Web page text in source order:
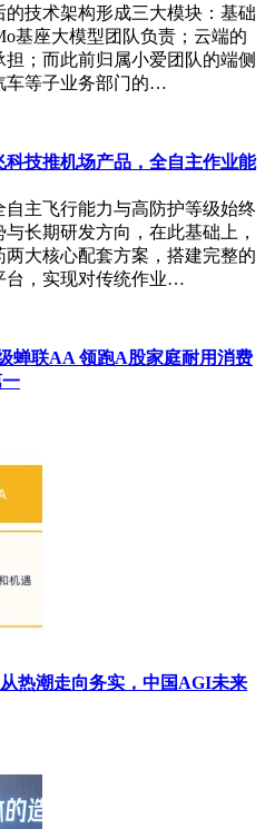
技术架构形成三大模块：基础
基座大模型团队负责；云端的
；而此前归属小爱团队的端侧
车等子业务部门的…
技推机场产品，全自主作业能
主飞行能力与高防护等级始终
长期研发方向，在此基础上，
大核心配套方案，搭建完整的
台，实现对传统作业…
蝉联AA 领跑A股家庭耐用消费
热潮走向务实，中国AGI未来